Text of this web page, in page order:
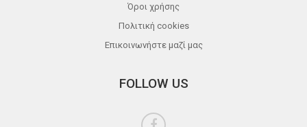
Όροι χρήσης
Πολιτική cookies
Επικοινωνήστε μαζί μας
FOLLOW US